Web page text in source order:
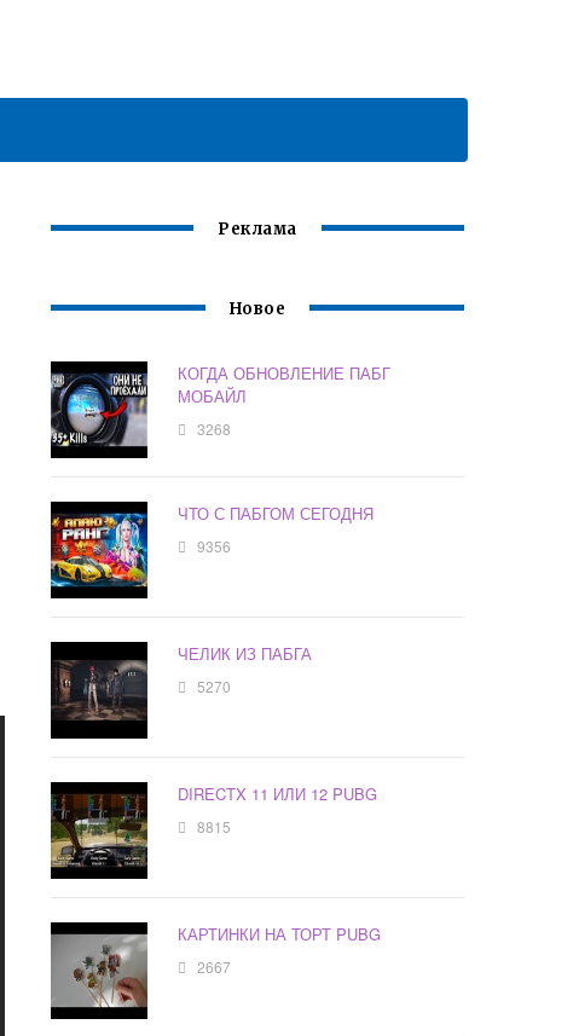
Реклама
Новое
КОГДА ОБНОВЛЕНИЕ ПАБГ
МОБАЙЛ
3268
ЧТО С ПАБГОМ СЕГОДНЯ
9356
ЧЕЛИК ИЗ ПАБГА
5270
DIRECTX 11 ИЛИ 12 PUBG
8815
КАРТИНКИ НА ТОРТ PUBG
2667